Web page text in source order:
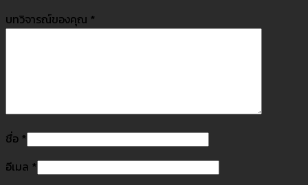
บทวิจารณ์ของคุณ *
ชื่อ *
อีเมล *